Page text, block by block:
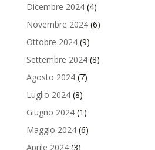
Dicembre 2024(4)
Novembre 2024(6)
Ottobre 2024(9)
Settembre 2024(8)
Agosto 2024(7)
Luglio 2024(8)
Giugno 2024(1)
Maggio 2024(6)
Aprile 2024(3)